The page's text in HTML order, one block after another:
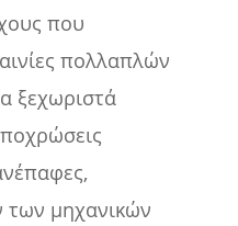
που
πολλαπλών
ξεχωριστά
μηχανικών